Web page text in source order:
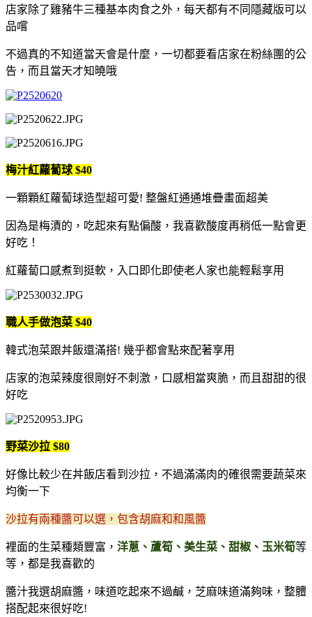
店家除了雞豬牛三種基本肉食之外，每天都有不同隱藏版可以
品嚐
不過真的不知道當天會是什麼，一切都要看店家在粉絲團的公
告，而且當天才知曉哦
梅汁紅蘿蔔球 $40
一顆顆紅蘿蔔球造型超可愛! 整盤紅通通堆疊畫面超美
因為是梅漬的，吃起來有點偏酸，我喜歡酸度再稍低一點會更
好吃！
紅蘿蔔口感煮到挺軟，入口即化即使老人家也能輕鬆享用
職人手做泡菜 $40
韓式泡菜跟丼飯還滿搭! 幾乎都會點來配著享用
店家的泡菜辣度很剛好不刺激，口感相當爽脆，而且甜甜的很
好吃
野菜沙拉 $80
好像比較少在丼飯店看到沙拉，不過滿滿肉的確很需要蔬菜來
均衡一下
沙拉有兩種醬可以選，包含胡麻和和風醬
裡面的生菜種類豐富， 洋蔥、蘆筍、美生菜、甜椒、玉米筍等
等，都是我喜歡的
醬汁我選胡麻醬，味道吃起來不過鹹，芝麻味道滿夠味，整體
搭配起來很好吃!